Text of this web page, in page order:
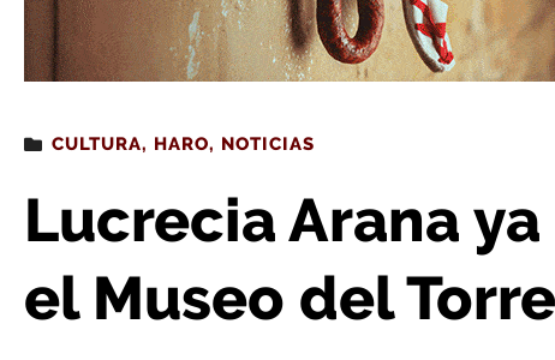
Estás leyendo: Lucrecia Arana ya tiene su busto en
CULTURA, HARO, NOTICIAS
Lucrecia Arana
el Museo del